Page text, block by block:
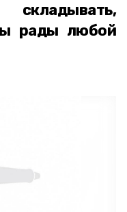
рады любой